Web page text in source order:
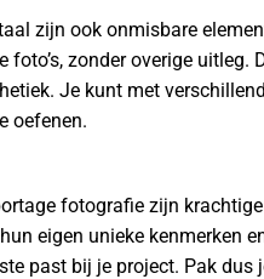
zijn ook onmisbare
foto’s, zonder overige
Je kunt met
oefenen.
fotografie zijn
eigen unieke kenmerken
past bij je project. Pak dus